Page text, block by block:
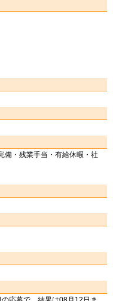
備・残業手当・有給休暇・社